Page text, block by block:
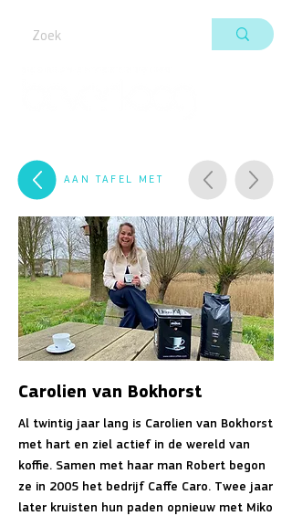
AAN TAFEL MET
Carolien van Bokhorst
Al twintig jaar lang is Carolien van Bokhorst
met hart en ziel actief in de wereld van
koffie. Samen met haar man Robert begon
ze in 2005 het bedrijf Caffe Caro. Twee jaar
later kruisten hun paden opnieuw met Miko